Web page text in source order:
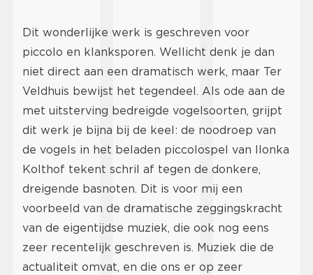
Dit wonderlijke werk is geschreven voor
piccolo en klanksporen. Wellicht denk je dan
niet direct aan een dramatisch werk, maar Ter
Veldhuis bewijst het tegendeel. Als ode aan de
met uitsterving bedreigde vogelsoorten, grijpt
dit werk je bijna bij de keel: de noodroep van
de vogels in het beladen piccolospel van Ilonka
Kolthof tekent schril af tegen de donkere,
dreigende basnoten. Dit is voor mij een
voorbeeld van de dramatische zeggingskracht
van de eigentijdse muziek, die ook nog eens
zeer recentelijk geschreven is. Muziek die de
actualiteit omvat, en die ons er op zeer